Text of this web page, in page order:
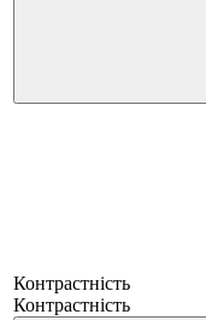
Контрастність
Контрастність